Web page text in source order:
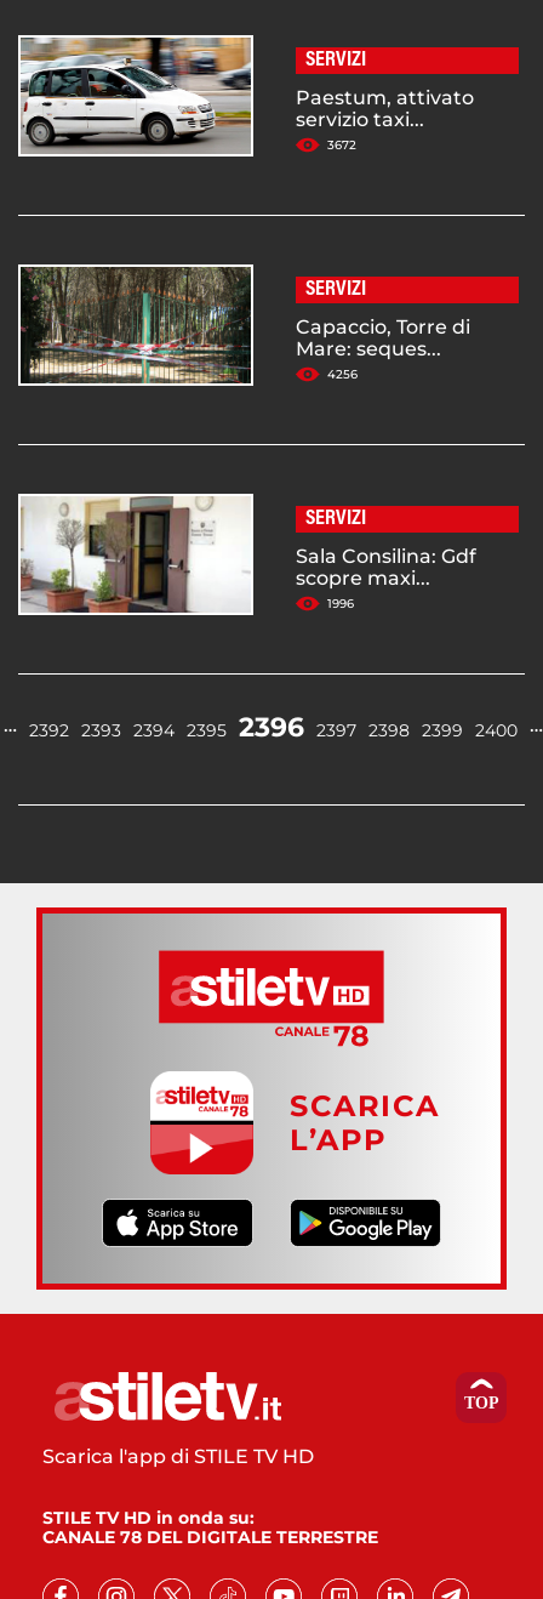
SERVIZI
Paestum, attivato
servizio taxi...
3672
SERVIZI
Capaccio, Torre di
Mare: seques...
4256
SERVIZI
Sala Consilina: Gdf
scopre maxi...
1996
… 2392 2393 2394 2395 2396 2397 2398 2399 2400 …
SCARICA
L’APP
Scarica l'app di STILE TV HD
STILE TV HD in onda su:
CANALE 78 DEL DIGITALE TERRESTRE